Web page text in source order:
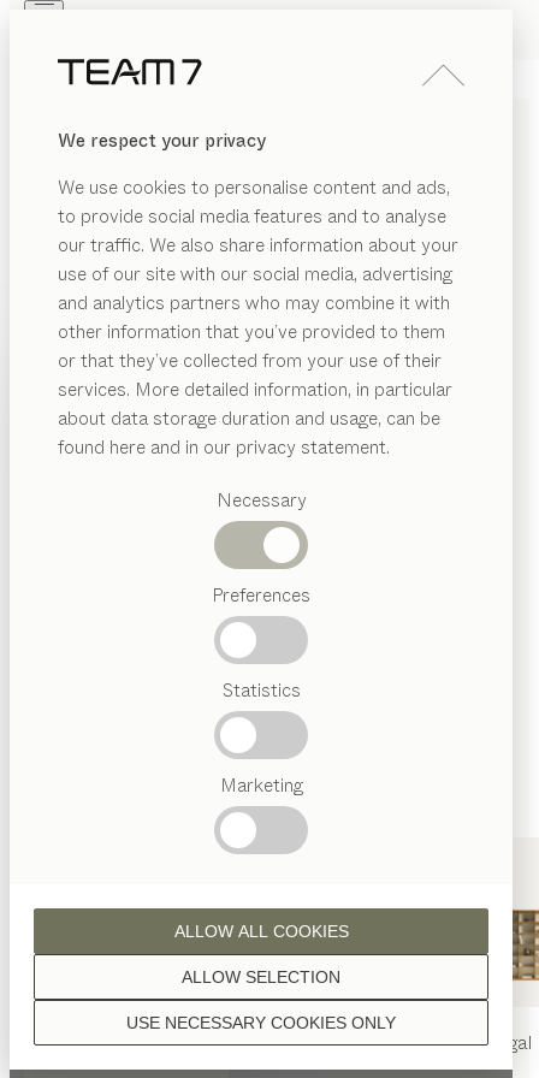
We respect your privacy
We use cookies to personalise content and ads,
to provide social media features and to analyse
our traffic. We also share information about your
use of our site with our social media, advertising
and analytics partners who may combine it with
other information that you’ve provided to them
or that they’ve collected from your use of their
services. More detailed information, in particular
about data storage duration and usage, can be
found here and in our privacy statement.
Necessary
Preferences
Statistics
Marketing
USE NECESSARY COOKIES ONLY
ALLOW SELECTION
ALLOW ALL COOKIES
PRODUKTE
INSPIRATION
HÄNDLER
Vorgeschlagene
Kategorien
Österreichisches
Handwerk
nyaTisch nyaStuhl filignoRegal
PRODUKTE
INSPIRATION
ÜBER UNS
haikuWANDPANEEL
von Sebastian Desch
Reduktion ist prägend für das Design von haiku.
Massives Holz bildet den Rahmen, der je nach
Gestaltung klare Funktionen für verschiedene
Anwendungen erfüllt, ob als Naturholzpaneel, Spiegel
oder als Kombination aus beiden.
HÄNDLER FINDEN
Wenn nicht anders angeführt, werden alle
Holzoberflächen mit reinem Naturöl veredelt.
Nussbaum Wild
Eiche